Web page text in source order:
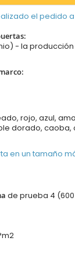
el pedido
:
- la
rojo, azul,
dorado, caoba,
en un tamaño
de prueba 4